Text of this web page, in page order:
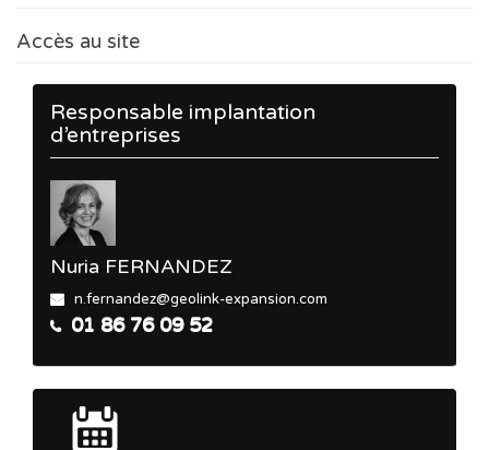
Accès au site
Responsable implantation
d’entreprises
Nuria FERNANDEZ
n.fernandez@geolink-expansion.com
01 86 76 09 52